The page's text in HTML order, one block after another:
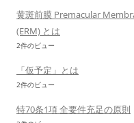
黄斑前膜 Premacular
(ERM) とは
2件のビュー
「仮予定」とは
2件のビュー
特70条1項 全要件充足の原則